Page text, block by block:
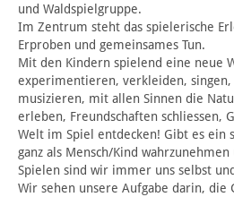
und Waldspielgruppe.
Im Zentrum steht das spielerische
Erproben und gemeinsames Tun.
Mit den Kindern spielend eine neue
experimentieren, verkleiden,
musizieren, mit allen Sinnen die
erleben, Freundschaften schliessen,
Welt im Spiel entdecken! Gibt es ein
ganz als Mensch/Kind
Spielen sind wir immer uns selbst
Wir sehen unsere Aufgabe darin, die